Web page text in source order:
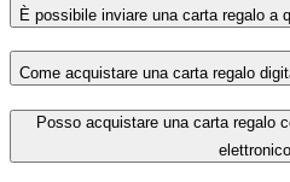
È possibile inviare una carta regalo a
Come acquistare una carta regalo
Posso acquistare una carta regalo